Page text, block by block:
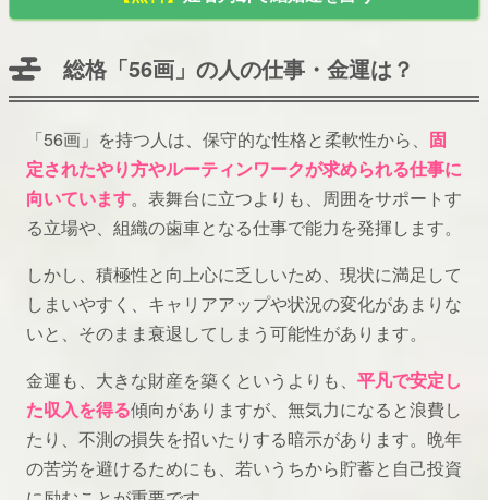
総格「56画」の人の仕事・金運は？
「56画」を持つ人は、保守的な性格と柔軟性から、 固
定されたやり方やルーティンワークが求められる仕事に
向いています。表舞台に立つよりも、周囲をサポートす
る立場や、組織の歯車となる仕事で能力を発揮します。
しかし、積極性と向上心に乏しいため、現状に満足して
しまいやすく、キャリアアップや状況の変化があまりな
いと、そのまま衰退してしまう可能性があります。
金運も、大きな財産を築くというよりも、 平凡で安定し
た収入を得る傾向がありますが、無気力になると浪費し
たり、不測の損失を招いたりする暗示があります。晩年
の苦労を避けるためにも、若いうちから貯蓄と自己投資